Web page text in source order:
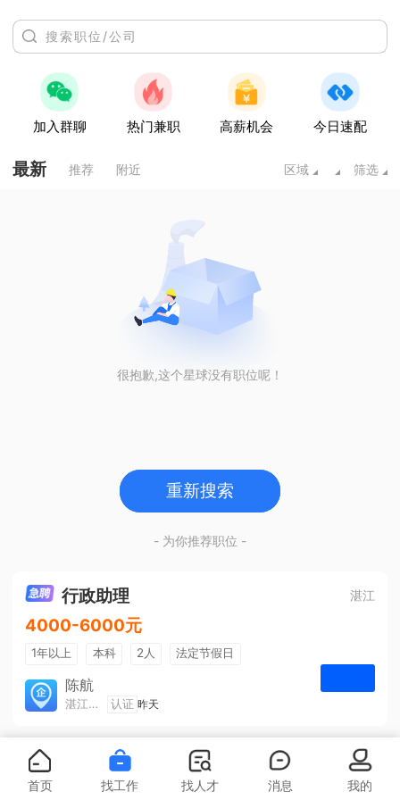
加入群聊 热门兼职 高薪机会 今日速配
最新 推荐 附近 区域 筛选
很抱歉,这个星球没有职位呢！
重新搜索
- 为你推荐职位 -
行政助理 湛江
4000-6000元
1年以上 本科 2人
法定节假日
包吃住
五险一金
陈航
湛江旅游集散中心有限公司 认证 昨天
首页 找工作 找人才 消息 我的